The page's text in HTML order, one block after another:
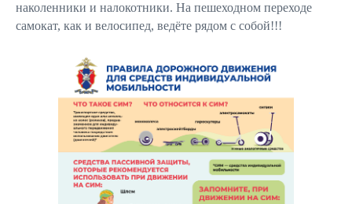
наколенники и налокотники. На пешеходном переходе
самокат, как и велосипед, ведёте рядом с собой!!!